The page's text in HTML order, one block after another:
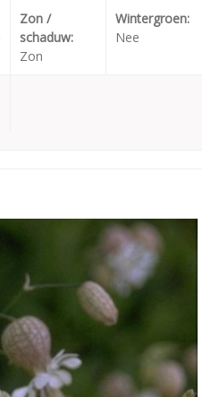
Zon /
schaduw:
Zon
Wintergroen:
Nee